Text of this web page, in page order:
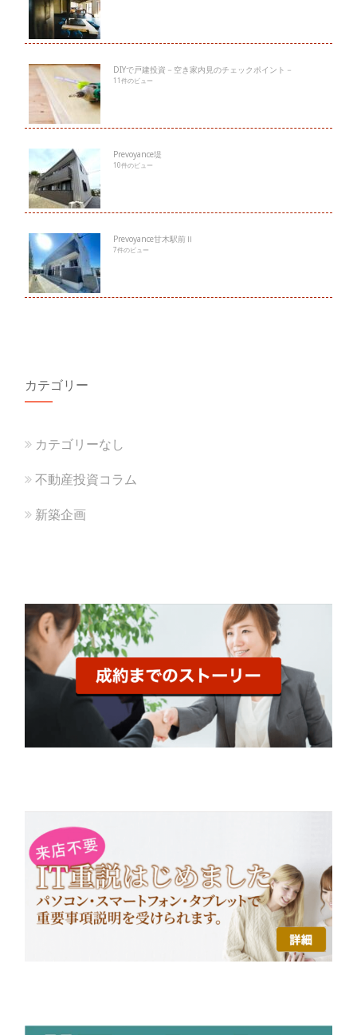
DIYで戸建投資－空き家内見のチェックポイント－
11件のビュー
Prevoyance堤
10件のビュー
Prevoyance甘木駅前Ⅱ
7件のビュー
カテゴリー
カテゴリーなし
不動産投資コラム
新築企画